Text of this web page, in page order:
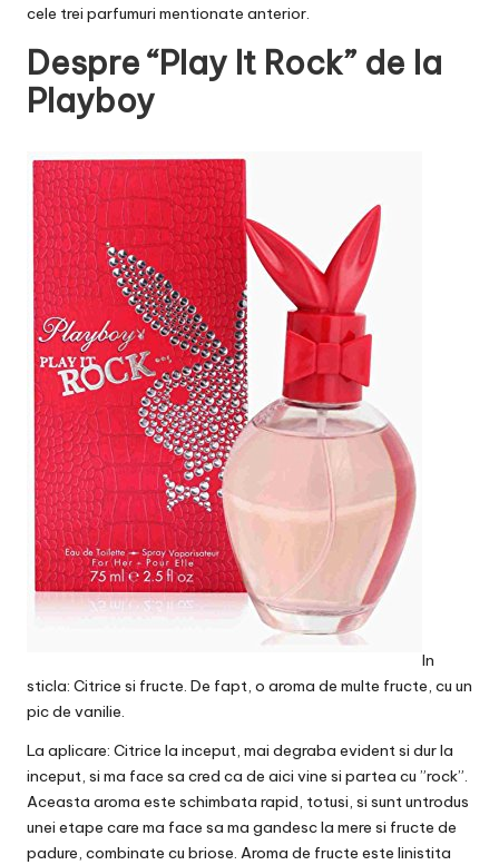
cele trei parfumuri mentionate anterior.
Despre “Play It Rock” de la
Playboy
In
sticla: Citrice si fructe. De fapt, o aroma de multe fructe, cu un
pic de vanilie.
La aplicare: Citrice la inceput, mai degraba evident si dur la
inceput, si ma face sa cred ca de aici vine si partea cu ”rock”.
Aceasta aroma este schimbata rapid, totusi, si sunt untrodus
unei etape care ma face sa ma gandesc la mere si fructe de
padure, combinate cu briose. Aroma de fructe este linistita